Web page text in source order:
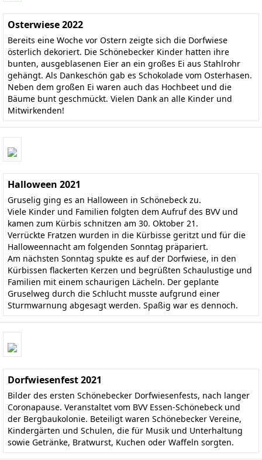
Osterwiese 2022
Bereits eine Woche vor Ostern zeigte sich die Dorfwiese
österlich dekoriert. Die Schönebecker Kinder hatten ihre
bunten, ausgeblasenen Eier an ein großes Ei aus Stahlrohr
gehängt. Als Dankeschön gab es Schokolade vom Osterhasen.
Neben dem großen Ei waren auch das Hochbeet und die
Bäume bunt geschmückt. Vielen Dank an alle Kinder und
Mitwirkenden!
Halloween 2021
Gruselig ging es an Halloween in Schönebeck zu.
Viele Kinder und Familien folgten dem Aufruf des BVV und
kamen zum Kürbis schnitzen am 30. Oktober 21.
Verrückte Fratzen wurden in die Kürbisse geritzt und für die
Halloweennacht am folgenden Sonntag präpariert.
Am nächsten Sonntag spukte es auf der Dorfwiese, in den
Kürbissen flackerten Kerzen und begrüßten Schaulustige und
Familien mit einem schaurigen Lächeln. Der geplante
Gruselweg durch die Schlucht musste aufgrund einer
Sturmwarnung abgesagt werden. Spaßig war es dennoch.
Dorfwiesenfest 2021
Bilder des ersten Schönebecker Dorfwiesenfests, nach langer
Coronapause. Veranstaltet vom BVV Essen-Schönebeck und
der Bergbaukolonie. Beteiligt waren Schönebecker Vereine,
Kindergärten und Schulen, die für Musik und Unterhaltung
sowie Getränke, Bratwurst, Kuchen oder Waffeln sorgten.